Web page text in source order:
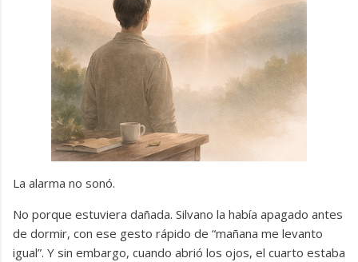
La alarma no sonó.
No porque estuviera dañada. Silvano la había apagado antes
de dormir, con ese gesto rápido de “mañana me levanto
igual”. Y sin embargo, cuando abrió los ojos, el cuarto estaba